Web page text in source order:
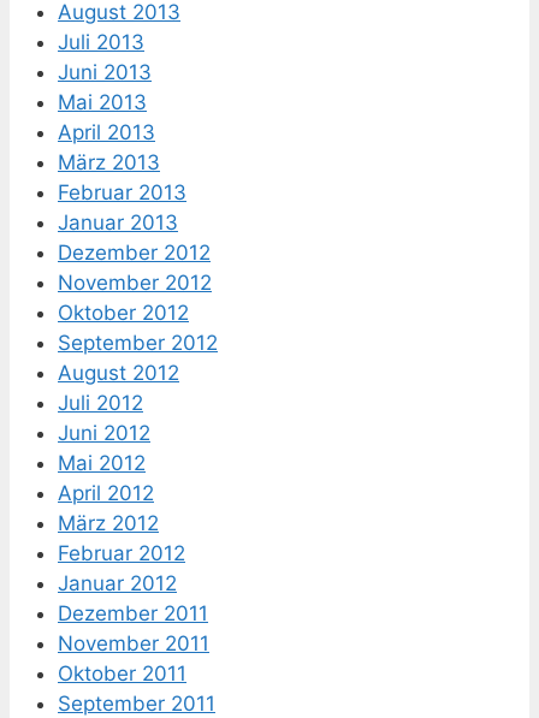
August 2013
Juli 2013
Juni 2013
Mai 2013
April 2013
März 2013
Februar 2013
Januar 2013
Dezember 2012
November 2012
Oktober 2012
September 2012
August 2012
Juli 2012
Juni 2012
Mai 2012
April 2012
März 2012
Februar 2012
Januar 2012
Dezember 2011
November 2011
Oktober 2011
September 2011